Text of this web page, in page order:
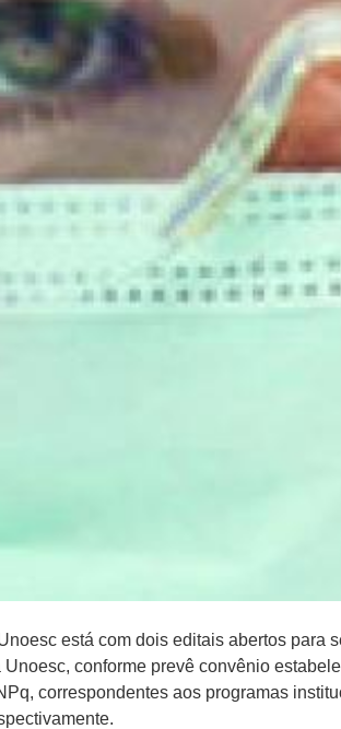
está com dois editais abertos para
Unoesc, conforme prevê convênio
correspondentes aos programas